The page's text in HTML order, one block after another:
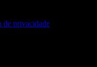
de privacidade